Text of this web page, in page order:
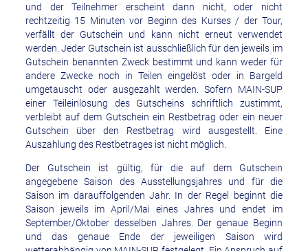
und der Teilnehmer erscheint dann nicht, oder nicht
rechtzeitig 15 Minuten vor Beginn des Kurses / der Tour,
verfällt der Gutschein und kann nicht erneut verwendet
werden. Jeder Gutschein ist ausschließlich für den jeweils im
Gutschein benannten Zweck bestimmt und kann weder für
andere Zwecke noch in Teilen eingelöst oder in Bargeld
umgetauscht oder ausgezahlt werden. Sofern MAIN-SUP
einer Teileinlösung des Gutscheins schriftlich zustimmt,
verbleibt auf dem Gutschein ein Restbetrag oder ein neuer
Gutschein über den Restbetrag wird ausgestellt. Eine
Auszahlung des Restbetrages ist nicht möglich.
Der Gutschein ist gültig, für die auf dem Gutschein
angegebene Saison des Ausstellungsjahres und für die
Saison im darauffolgenden Jahr. In der Regel beginnt die
Saison jeweils im April/Mai eines Jahres und endet im
September/Oktober desselben Jahres. Der genaue Beginn
und das genaue Ende der jeweiligen Saison wird